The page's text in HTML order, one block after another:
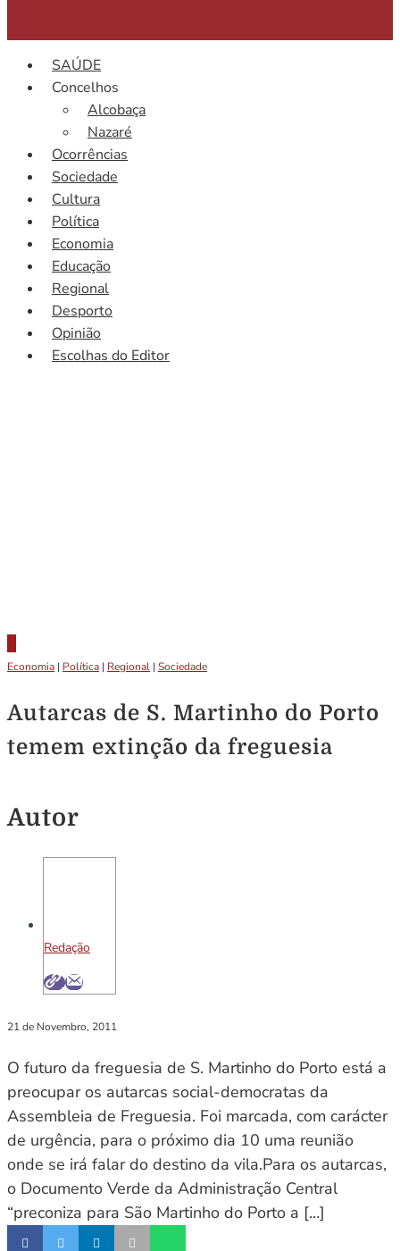
SAÚDE
Concelhos
Alcobaça
Nazaré
Ocorrências
Sociedade
Cultura
Política
Economia
Educação
Regional
Desporto
Opinião
Escolhas do Editor
Economia | Política | Regional | Sociedade
Autarcas de S. Martinho do Porto
temem extinção da freguesia
Autor
Redação
21 de Novembro, 2011
O futuro da freguesia de S. Martinho do Porto está a
preocupar os autarcas social-democratas da
Assembleia de Freguesia. Foi marcada, com carácter
de urgência, para o próximo dia 10 uma reunião
onde se irá falar do destino da vila.Para os autarcas,
o Documento Verde da Administração Central
“preconiza para São Martinho do Porto a […]